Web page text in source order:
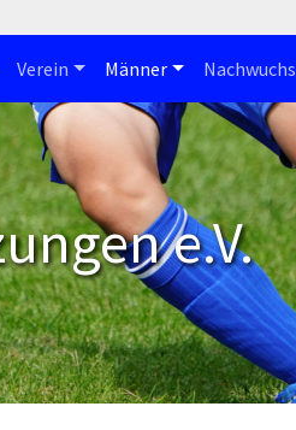
Verein Männer Nachwuchs
e.V.